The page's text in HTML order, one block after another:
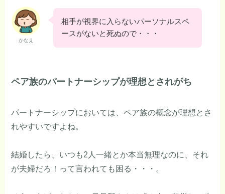
かなえ
相手が視界に入らないパーソナルスペ
ースがないと死ぬので・・・
ペア族のパートナーシップが理想とされがち
パートナーシップにおいては、ペア族の概念が理想とさ
れやすいですよね。
結婚したら、いつも2人一緒とか本当無理なのに、それ
が夫婦だろ！って言われても困る・・・。